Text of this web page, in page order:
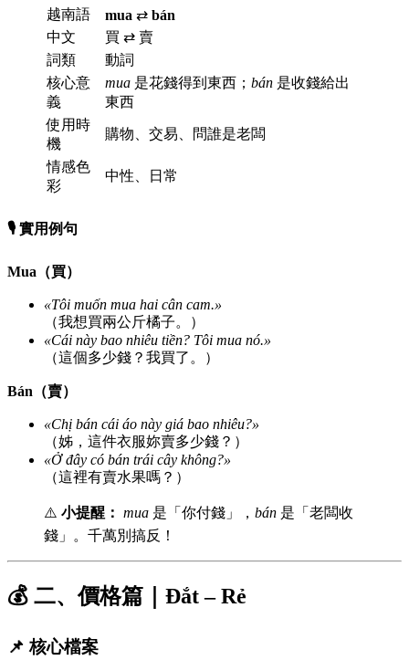
越南語
mua ⇄ bán
中文
買 ⇄ 賣
詞類
動詞
核心意
義
mua 是花錢得到東西； bán 是收錢給出
東西
使用時
機
購物、交易、問誰是老闆
情感色
彩
中性、日常
🎙️ 實用例句
Mua（買）
«Tôi muốn mua hai cân cam.»
（我想買兩公斤橘子。）
«Cái này bao nhiêu tiền? Tôi mua nó.»
（這個多少錢？我買了。）
Bán（賣）
«Chị bán cái áo này giá bao nhiêu?»
（姊，這件衣服妳賣多少錢？）
«Ở đây có bán trái cây không?»
（這裡有賣水果嗎？）
⚠️ 小提醒： mua 是「你付錢」， bán 是「老闆收
錢」。千萬別搞反！
💰 二、價格篇｜Đắt – Rẻ
📌 核心檔案